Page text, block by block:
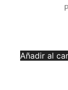
PENDIENTE
EN
Añadir al